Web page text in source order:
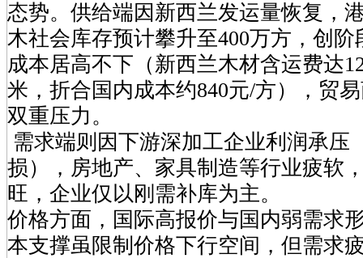
态势。供给端‌因新西兰发运量恢复，
木社会库存预计攀升至400万方，创
成本居高不下（新西兰木材含运费达
米，折合国内成本约840元/方），贸
双重压力。
需求端‌则因下游深加工企业利润承压
损），房地产、家具制造等行业疲软
旺，企业仅以刚需补库为主。‌
价格方面‌，国际高报价与国内弱需求
本支撑虽限制价格下行空间，但需求